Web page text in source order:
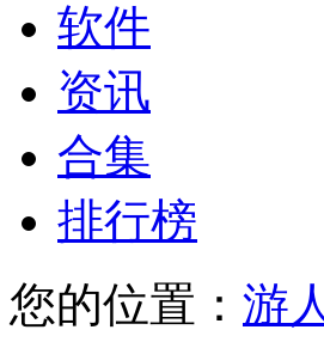
软件
资讯
合集
排行榜
您的位置： 游